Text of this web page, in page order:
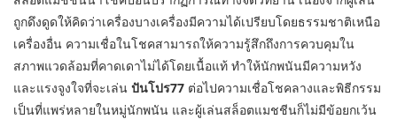
ถูกดึงดูดให้คิดว่าเครื่องบางเครื่องมีความได้เปรียบโดยธรรมชาติเหนือ
เครื่องอื่น ความเชื่อในโชคสามารถให้ความรู้สึกถึงการควบคุมใน
สภาพแวดล้อมที่คาดเดาไม่ได้โดยเนื้อแท้ ทำให้นักพนันมีความหวัง
และแรงจูงใจที่จะเล่น ปันโปร77 ต่อไปความเชื่อโชคลางและพิธีกรรม
เป็นที่แพร่หลายในหมู่นักพนัน และผู้เล่นสล็อตแมชชีนก็ไม่มีข้อยกเว้น